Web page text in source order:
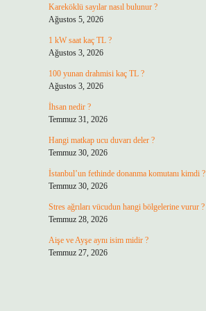
Kareköklü sayılar nasıl bulunur ?
Ağustos 5, 2026
1 kW saat kaç TL ?
Ağustos 3, 2026
100 yunan drahmisi kaç TL ?
Ağustos 3, 2026
İhsan nedir ?
Temmuz 31, 2026
Hangi matkap ucu duvarı deler ?
Temmuz 30, 2026
İstanbul’un fethinde donanma komutanı kimdi ?
Temmuz 30, 2026
Stres ağrıları vücudun hangi bölgelerine vurur ?
Temmuz 28, 2026
Aişe ve Ayşe aynı isim midir ?
Temmuz 27, 2026